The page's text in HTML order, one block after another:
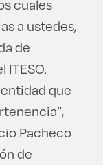
cuales
a ustedes,
de
ITESO.
que
Pacheco
de